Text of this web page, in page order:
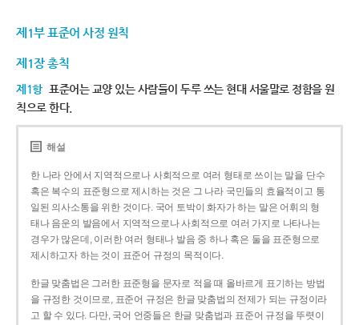
제1부 표준어 사정 원칙
제1장 총칙
제1항 표준어는 교양 있는 사람들이 두루 쓰는 현대 서울말로 정함을 원
칙으로 한다.
해설
한 나라 안에서 지역적으로나 사회적으로 여러 형태로 쓰이는 말을 단수
혹은 복수의 표준형으로 제시하는 것은 그 나라 국민들의 효율적이고 통
일된 의사소통을 위한 것이다. 국어 토박이 화자가 하는 말은 어휘의 형
태나 음운의 발음에서 지역적으로나 사회적으로 여러 가지로 나타나는
경우가 많은데, 이러한 여러 형태나 발음 중 하나 혹은 둘을 표준형으로
제시하고자 하는 것이 표준어 규정의 목적이다.
한글 맞춤법은 그러한 표준형을 문자로 적을 때 올바르게 표기하는 방법
을 규정한 것이므로, 표준어 규정은 한글 맞춤법의 전제가 되는 규정이라
고 할 수 있다. 다만, 국어 언중들은 한글 맞춤법과 표준어 규정을 뚜렷이